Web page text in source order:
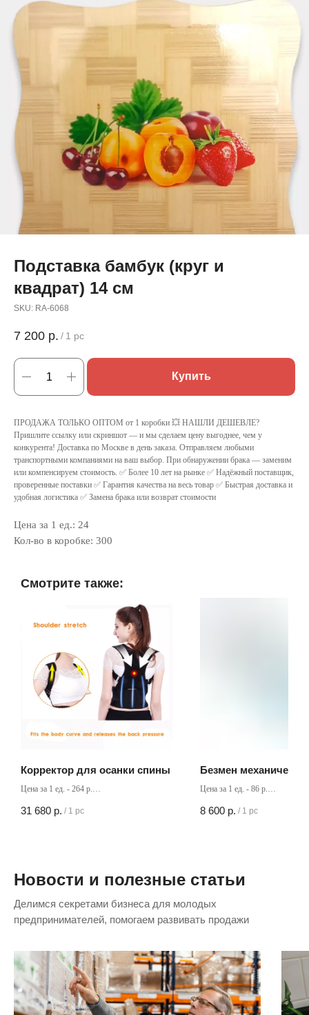
Подставка бамбук (круг и
квадрат) 14 см
SKU: RA-6068
7 200 р. / 1 pc
Купить
ПРОДАЖА ТОЛЬКО ОПТОМ от 1 коробки 💥 НАШЛИ ДЕШЕВЛЕ?
Пришлите ссылку или скриншот — и мы сделаем цену выгоднее, чем у
конкурента! Доставка по Москве в день заказа. Отправляем любыми
транспортными компаниями на ваш выбор. При обнаружении брака — заменим
или компенсируем стоимость. ✅ Более 10 лет на рынке ✅ Надёжный поставщик,
проверенные поставки ✅ Гарантия качества на весь товар ✅ Быстрая доставка и
удобная логистика ✅ Замена брака или возврат стоимости
Цена за 1 ед.: 24
Кол-во в коробке: 300
Смотрите также:
Корректор для осанки спины
Цена за 1 ед. - 264 р.
31 680 р. / 1 pc
Безмен
Цена за 1 ед. - 86 р.
8 600 р. / 1 pc
Новости и полезные статьи
Делимся секретами бизнеса для молодых
предпринимателей, помогаем развивать продажи